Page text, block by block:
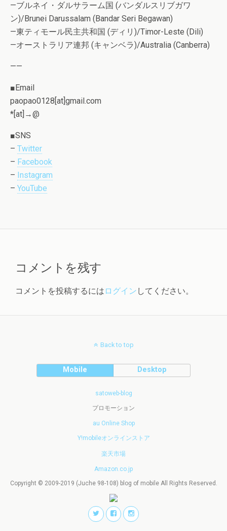
—ブルネイ・ダルサラーム国 (バンダルスリブガワ
ン)/Brunei Darussalam (Bandar Seri Begawan)
—東ティモール民主共和国 (ディリ)/Timor-Leste (Dili)
—オーストラリア連邦 (キャンベラ)/Australia (Canberra)
——
■Email
paopao0128[at]gmail.com
*[at]→@
■SNS
– Twitter
– Facebook
– Instagram
– YouTube
コメントを残す
コメントを投稿するには ログイン してください。
Back to top
Mobile Desktop
satoweb-blog
プロモーション
au Online Shop
Y!mobileオンラインストア
楽天市場
Amazon.co.jp
Copyright © 2009-2019 (Juche 98-108) blog of mobile All Rights Reserved.